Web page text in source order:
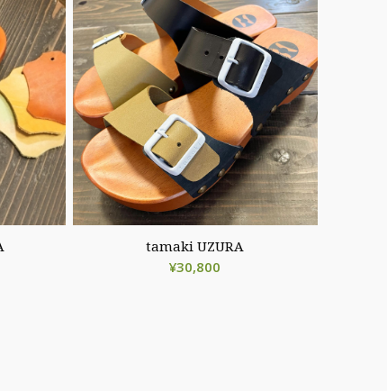
tamaki UZURA
¥30,800